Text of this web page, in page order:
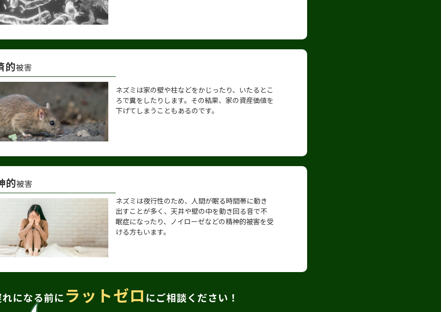
的被害
ネズミは家の壁や柱などをかじったり、いたるとこ
ろで糞をしたりします。その結果、家の資産価値を
下げてしまうこともあるのです。
的被害
ネズミは夜行性のため、人間が眠る時間帯に動き
出すことが多く、天井や壁の中を動き回る音で不
眠症になったり、ノイローゼなどの精神的被害を受
ける方もいます。
になる前に ラットゼロ にご相談ください！